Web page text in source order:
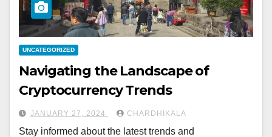
UNCATEGORIZED
Navigating the Landscape of
Cryptocurrency Trends
JANUARY 27, 2024 CHARDHIKALA
Stay informed about the latest trends and